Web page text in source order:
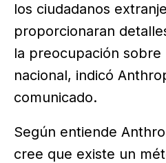
los ciudadanos
proporcionaran
la preocupación sobre
nacional, indicó
comunicado.
Según entiende
cree que existe un